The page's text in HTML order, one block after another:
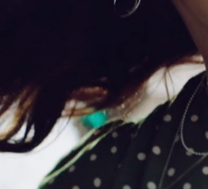
att få rådgivning på
hälsa. För att möta
förlitar vi oss på
omtänksamma
engagemang för
Med över 500
detaljhandelskedjan